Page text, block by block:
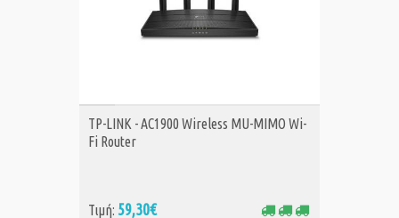
ΑΓΟΡΑ
TP-LINK - AC1900 Wireless MU-MIMO Wi-
Fi Router
Τιμή: 59,30€